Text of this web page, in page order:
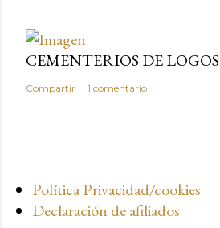
CEMENTERIOS DE LOGOS
Compartir 1 comentario
Política Privacidad/cookies
Declaración de afiliados